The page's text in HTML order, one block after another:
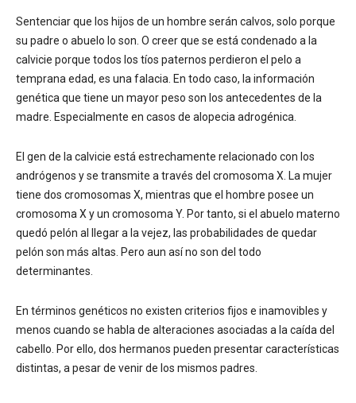
Sentenciar que los hijos de un hombre serán calvos, solo porque
su padre o abuelo lo son. O creer que se está condenado a la
calvicie porque todos los tíos paternos perdieron el pelo a
temprana edad, es una falacia. En todo caso, la información
genética que tiene un mayor peso son los antecedentes de la
madre. Especialmente en casos de alopecia adrogénica.
El gen de la calvicie está estrechamente relacionado con los
andrógenos y se transmite a través del cromosoma X. La mujer
tiene dos cromosomas X, mientras que el hombre posee un
cromosoma X y un cromosoma Y. Por tanto, si el abuelo materno
quedó pelón al llegar a la vejez, las probabilidades de quedar
pelón son más altas. Pero aun así no son del todo
determinantes.
En términos genéticos no existen criterios fijos e inamovibles y
menos cuando se habla de alteraciones asociadas a la caída del
cabello. Por ello, dos hermanos pueden presentar características
distintas, a pesar de venir de los mismos padres.